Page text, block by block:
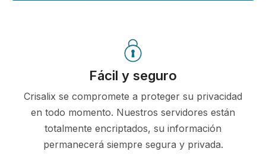
Fácil y seguro
Crisalix se compromete a proteger su privacidad
en todo momento. Nuestros servidores están
totalmente encriptados, su información
permanecerá siempre segura y privada.